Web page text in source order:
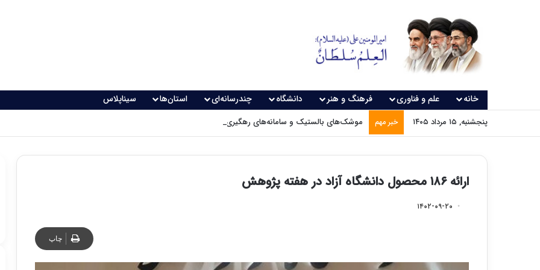
خانه علم و فناوری فرهنگ و هنر دانشگاه چندرسانه‌ای استان‌ها سیناپلاس
پنجشنبه, ۱۵ مرداد ۱۴۰۵ خبر مهم موشک‌های بالستیک و سامانه‌های رهگیری پدافندی چگونه کار می کنند؟
ارائه ۱۸۶ محصول دانشگاه آزاد در هفته پژوهش
۱۴۰۲-۰۹-۲۰
چاپ